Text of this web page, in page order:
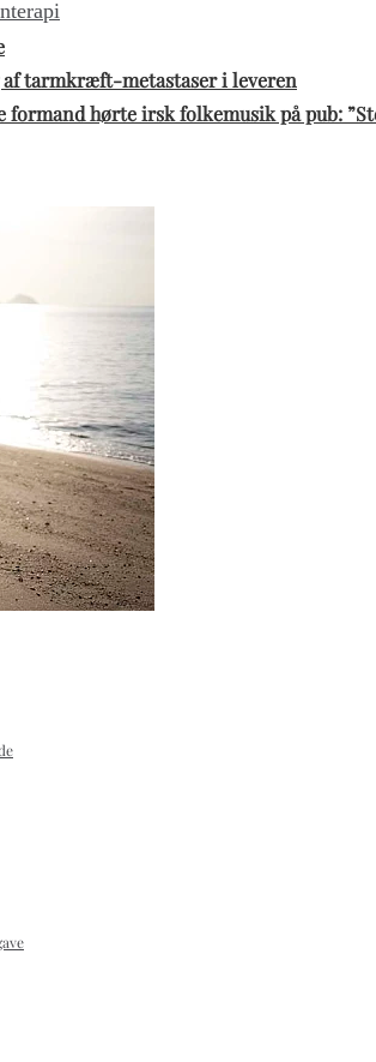
tarmkræft-metastaser i leveren
formand hørte irsk folkemusik på pub: